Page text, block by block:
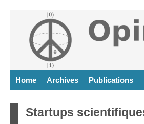
Home Archives Publications
Startups